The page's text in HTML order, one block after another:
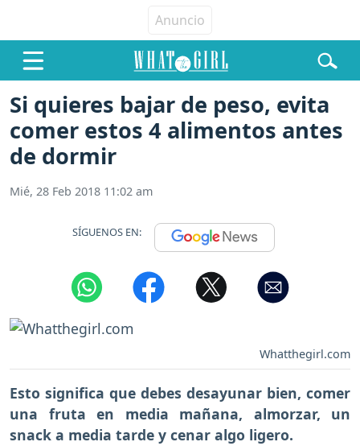
Si quieres bajar de peso, evita
comer estos 4 alimentos antes
de dormir
Mié, 28 Feb 2018 11:02 am
SÍGUENOS EN:
Whatthegirl.com
Esto significa que debes desayunar bien, comer
una fruta en media mañana, almorzar, un
snack a media tarde y cenar algo ligero.